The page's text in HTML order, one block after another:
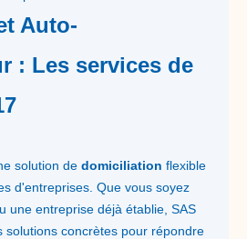
Auto-
: Les services de
solution de domiciliation flexible
d'entreprises. Que vous soyez
une entreprise déjà établie, SAS
solutions concrètes pour répondre